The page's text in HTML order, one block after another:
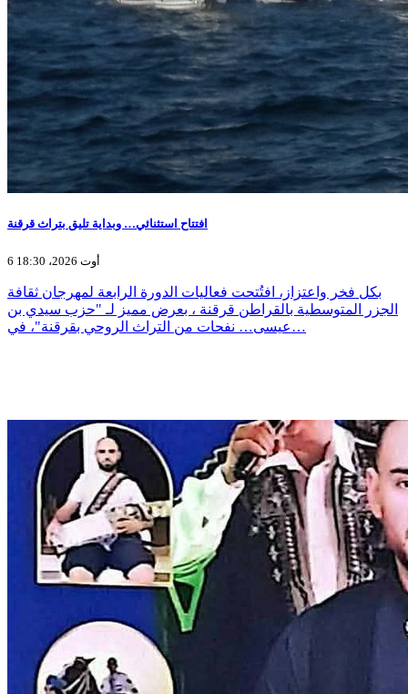
افتتاح استثنائي… وبداية تليق بتراث قرقنة
6 أوت 2026، 18:30
بكل فخر واعتزاز، افتُتحت فعاليات الدورة الرابعة لمهرجان ثقافة
الجزر المتوسطية بالقراطن قرقنة ، بعرض مميز لـ "حزب سيدي بن
عيسى… نفحات من التراث الروحي بقرقنة"، في…